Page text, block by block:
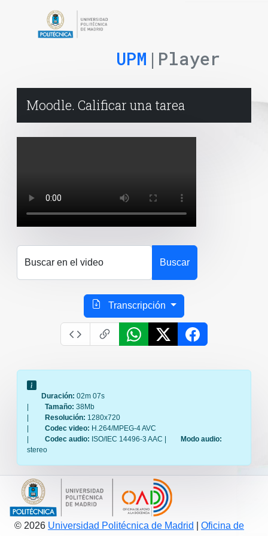
UPM |Player
Moodle. Calificar una tarea
Buscar en el video Buscar
Transcripción
Duración: 02m 07s
|
Tamaño: 38Mb
|
Resolución: 1280x720
|
Codec video: H.264/MPEG-4 AVC
|
Codec audio: ISO/IEC 14496-3 AAC |
Modo audio:
stereo
© 2026 Universidad Politécnica de Madrid
Oficina de